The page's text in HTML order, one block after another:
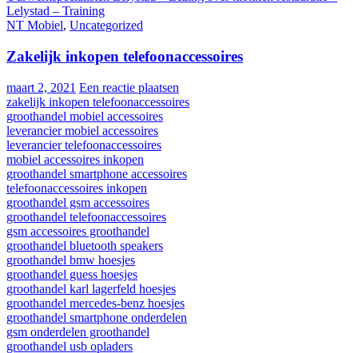
Lelystad – Training
NT Mobiel, Uncategorized
Zakelijk inkopen telefoonaccessoires
maart 2, 2021 Een reactie plaatsen
zakelijk inkopen telefoonaccessoires
groothandel mobiel accessoires
leverancier mobiel accessoires
leverancier telefoonaccessoires
mobiel accessoires inkopen
groothandel smartphone accessoires
telefoonaccessoires inkopen
groothandel gsm accessoires
groothandel telefoonaccessoires
gsm accessoires groothandel
groothandel bluetooth speakers
groothandel bmw hoesjes
groothandel guess hoesjes
groothandel karl lagerfeld hoesjes
groothandel mercedes-benz hoesjes
groothandel smartphone onderdelen
gsm onderdelen groothandel
groothandel usb opladers